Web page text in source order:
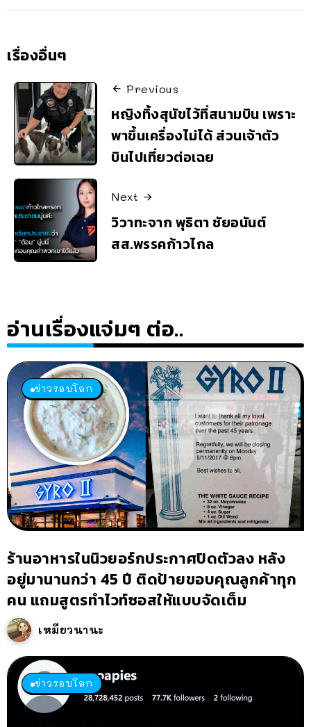
เรื่องอื่นๆ
Previous
หญิงทิ้งสุนัขไว้ที่สนามบิน เพราะ
พาขึ้นเครื่องไม่ได้ ส่วนเจ้าตัว
บินไปเที่ยวต่อเฉย
Next
วิวาทะจาก พุธิตา ชัยอนันต์
สส.พรรคก้าวไกล
อ่านเรื่องแจ่มๆ ต่อ..
ข่าวรอบโลก
ร้านอาหารในนิวยอร์กประกาศปิดตัวลง หลัง
อยู่มานานกว่า 45 ปี ติดป้ายขอบคุณลูกค้าทุก
คน แถมสูตรทำไวท์ซอสให้แบบจัดเต็ม
เหมียวนานะ
ข่าวรอบโลก